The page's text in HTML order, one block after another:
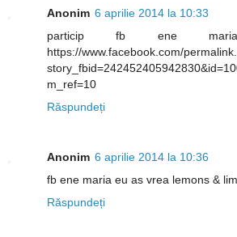
Anonim 6 aprilie 2014 la 10:33
particip fb ene
https://www.facebook.com/
m_ref=10
Răspundeți
Anonim 6 aprilie 2014 la 10:36
fb ene maria eu as vrea lemons &
Răspundeți